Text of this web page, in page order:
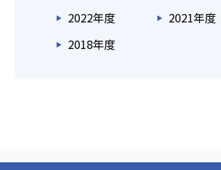
2022年度
2021年度
2018年度